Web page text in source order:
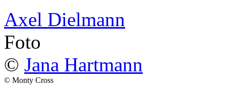
Axel Dielmann
Foto
© Jana Hartmann
© Monty Cross